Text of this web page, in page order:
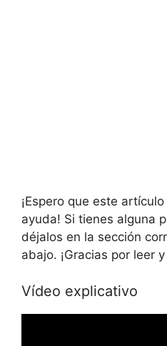
¡Espero que este
ayuda! Si tienes alguna
déjalos en la sección
abajo. ¡Gracias por leer
Vídeo explicativo